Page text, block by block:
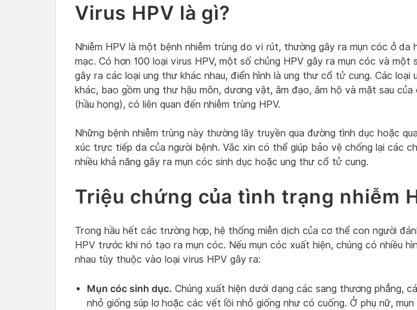
Virus HPV là gì?
Nhiễm HPV là một bệnh nhiễm trùng do vi rút, thường gây ra mụn cóc ở da
mạc. Có hơn 100 loại virus HPV, một số chủng HPV gây ra mụn cóc và một
gây ra các loại ung thư khác nhau, điển hình là ung thư cổ tử cung. Các loại
khác, bao gồm ung thư hậu môn, dương vật, âm đạo, âm hộ và mặt sau của
(hầu họng), có liên quan đến nhiễm trùng HPV.
Những bệnh nhiễm trùng này thường lây truyền qua đường tình dục hoặc
xúc trực tiếp da của người bệnh. Vắc xin có thể giúp bảo vệ chống lại các
nhiều khả năng gây ra mụn cóc sinh dục hoặc ung thư cổ tử cung.
Triệu chứng của tình trạng nhiễm
Trong hầu hết các trường hợp, hệ thống miễn dịch của cơ thể con người
HPV trước khi nó tạo ra mụn cóc. Nếu mụn cóc xuất hiện, chúng có nhiều
nhau tùy thuộc vào loại virus HPV gây ra:
Mụn cóc sinh dục. Chúng xuất hiện dưới dạng các sang thương phẳng,
nhỏ giống súp lơ hoặc các vết lồi nhỏ giống như có cuống. Ở phụ nữ, mụn